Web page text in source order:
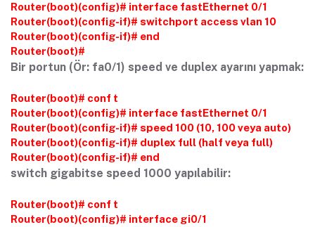
Router(boot)(config)# interface fastEthernet 0/1
Router(boot)(config-if)# switchport access vlan 10
Router(boot)(config-if)# end
Router(boot)#
Bir portun (Ör: fa0/1) speed ve duplex ayarını yapmak:
Router(boot)# conf t
Router(boot)(config)# interface fastEthernet 0/1
Router(boot)(config-if)# speed 100 (10, 100 veya auto)
Router(boot)(config-if)# duplex full (half veya full)
Router(boot)(config-if)# end
switch gigabitse speed 1000 yapılabilir:
Router(boot)# conf t
Router(boot)(config)# interface gi0/1